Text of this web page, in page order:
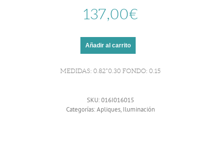
137,00€
Añadir al carrito
MEDIDAS: 0.82*0.30 FONDO: 0.15
SKU:016I016015
Categorías:Apliques, Iluminación